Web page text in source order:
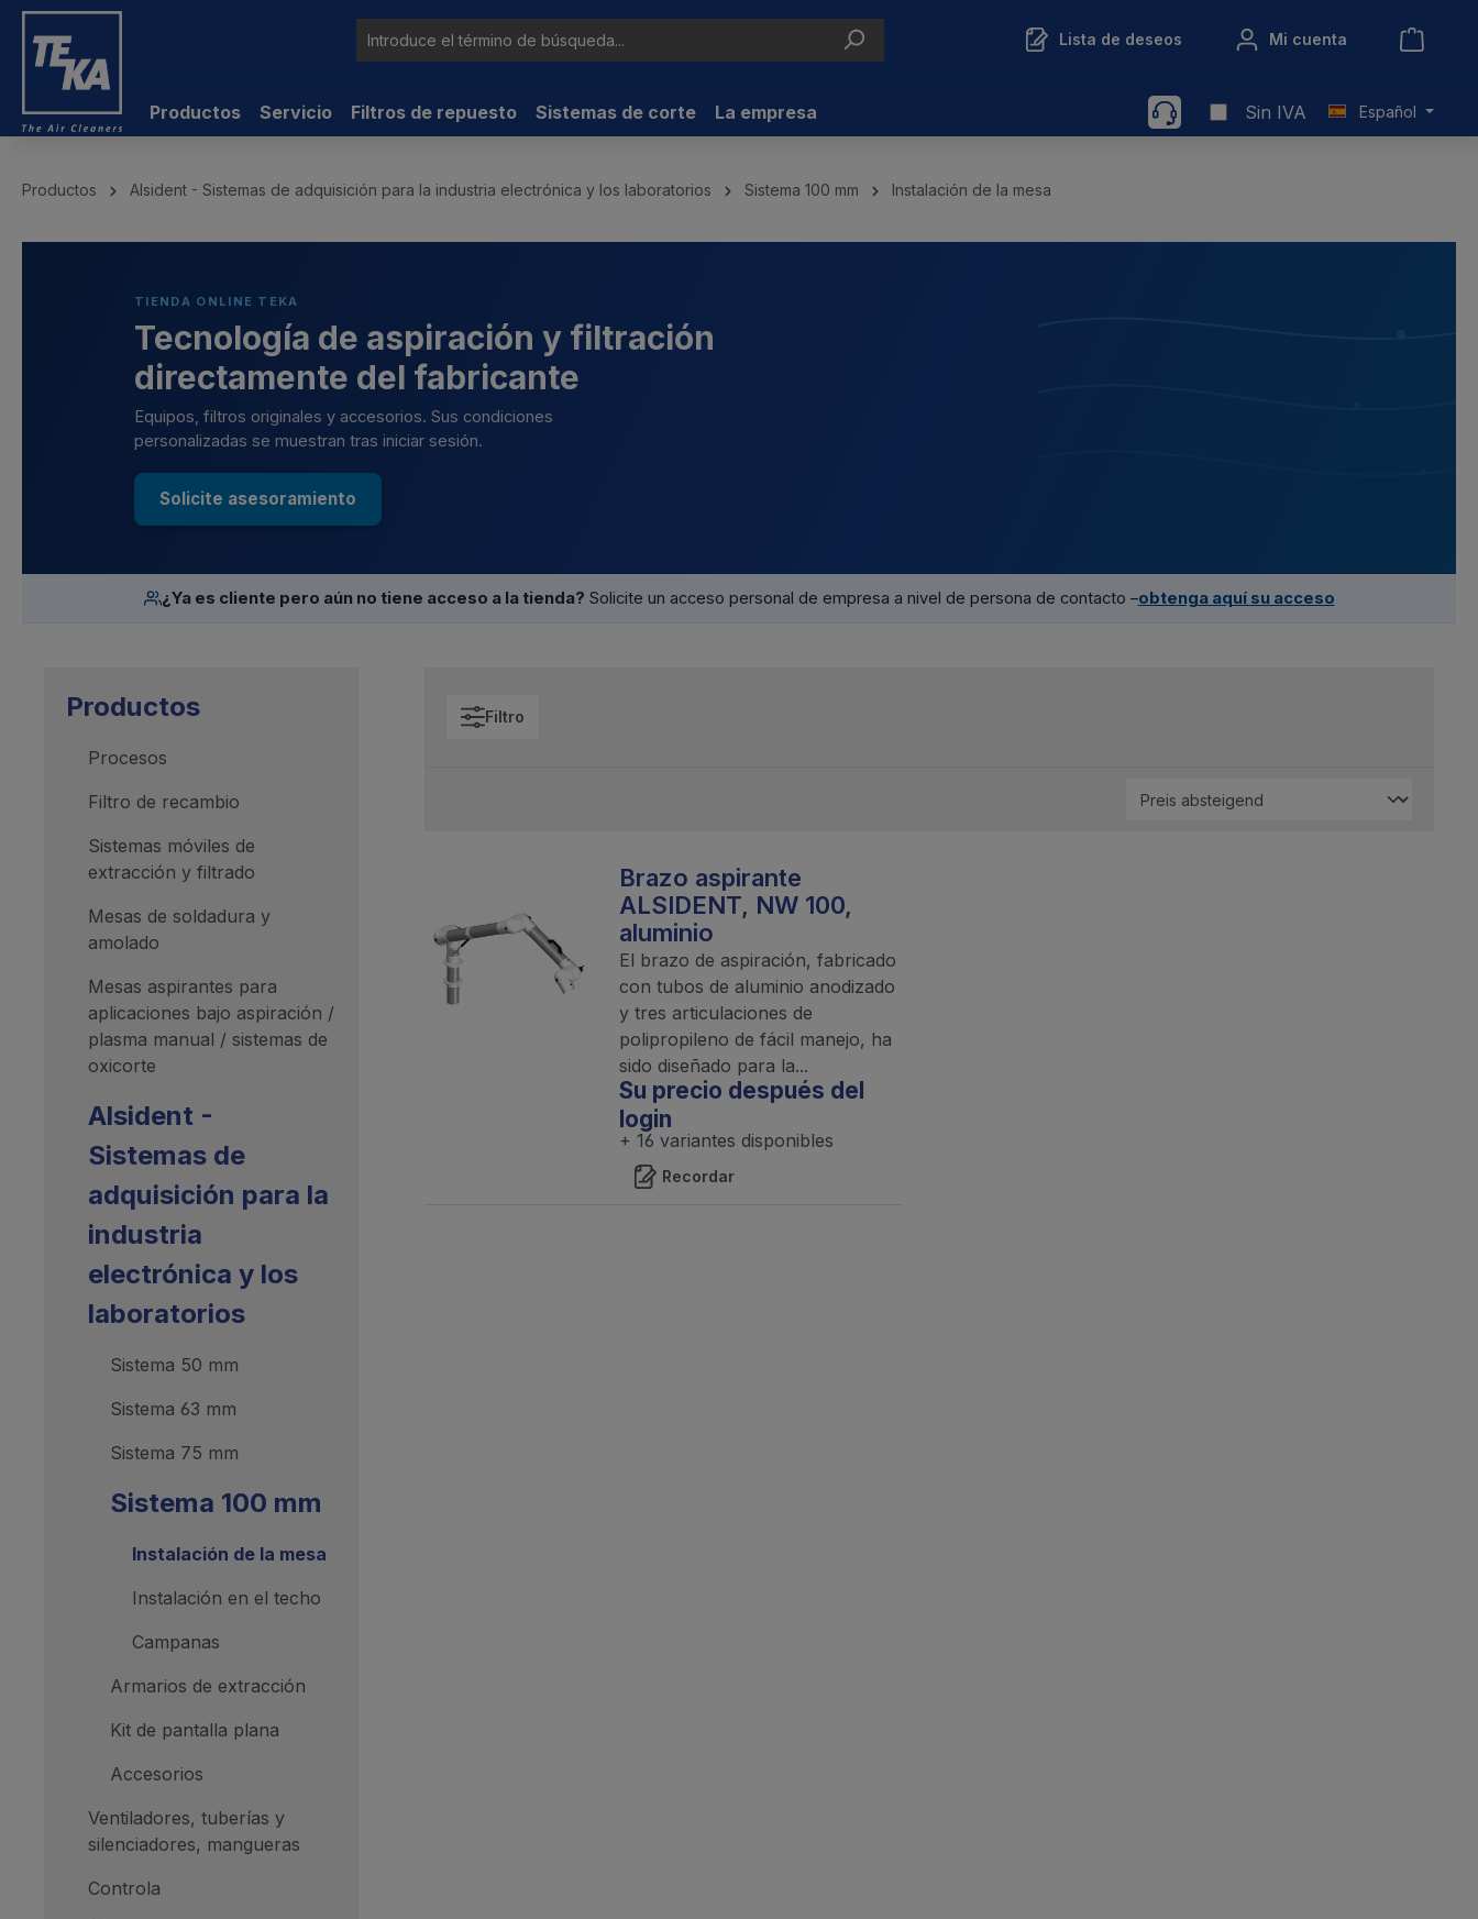
Lista de deseos Mi cuenta
Productos Servicio Filtros de repuesto Sistemas de corte La empresa Sin IVA Español
Productos Alsident - Sistemas de adquisición para la industria electrónica y los laboratorios Sistema 100 mm Instalación de la mesa
TIENDA ONLINE TEKA
Tecnología de aspiración y filtración
directamente del fabricante
Equipos, filtros originales y accesorios. Sus condiciones
personalizadas se muestran tras iniciar sesión.
Solicite asesoramiento
¿Ya es cliente pero aún no tiene acceso a la tienda? Solicite un acceso personal de empresa a nivel de persona de contacto –obtenga aquí su acceso
Productos
Procesos
Filtro de recambio
Sistemas móviles de
extracción y filtrado
Mesas de soldadura y
amolado
Mesas aspirantes para
aplicaciones bajo aspiración /
plasma manual / sistemas de
oxicorte
Alsident -
Sistemas de
adquisición para la
industria
electrónica y los
laboratorios
Sistema 50 mm
Sistema 63 mm
Sistema 75 mm
Sistema 100 mm
Instalación de la mesa
Instalación en el techo
Campanas
Armarios de extracción
Kit de pantalla plana
Accesorios
Ventiladores, tuberías y
silenciadores, mangueras
Controla
Filtro
Brazo aspirante
ALSIDENT, NW 100,
aluminio
El brazo de aspiración, fabricado
con tubos de aluminio anodizado
y tres articulaciones de
polipropileno de fácil manejo, ha
sido diseñado para la...
Su precio después del
login
+ 16 variantes disponibles
Recordar